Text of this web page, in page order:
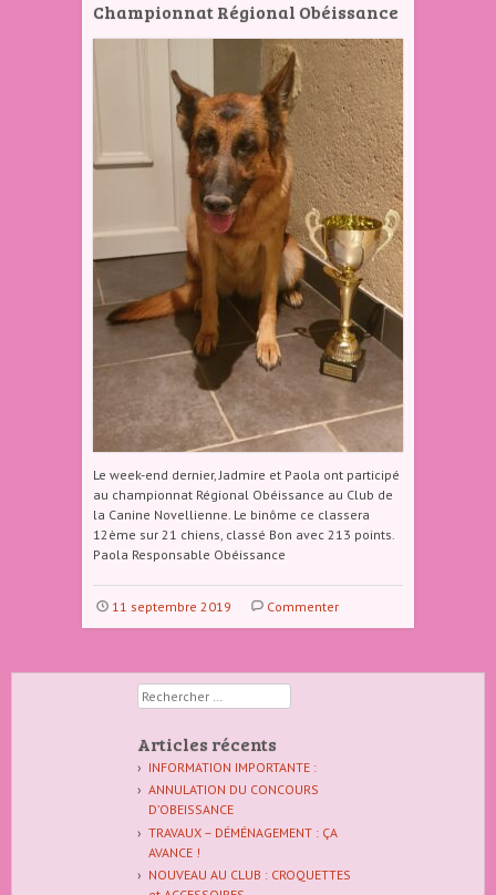
Championnat Régional Obéissance
Le week-end dernier, Jadmire et Paola ont participé
au championnat Régional Obéissance au Club de
la Canine Novellienne. Le binôme ce classera
12ème sur 21 chiens, classé Bon avec 213 points.
Paola Responsable Obéissance
11 septembre 2019 Commenter
Rechercher
Articles récents
INFORMATION IMPORTANTE :
ANNULATION DU CONCOURS
D’OBEISSANCE
TRAVAUX – DÉMÉNAGEMENT : ÇA
AVANCE !
NOUVEAU AU CLUB : CROQUETTES